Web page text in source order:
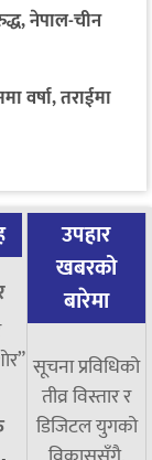
नेपाल-चीन
वर्षा, तराईमा
उपहार
खबरको
बारेमा
सूचना प्रविधिको
तीव्र विस्तार र
डिजिटल युगको